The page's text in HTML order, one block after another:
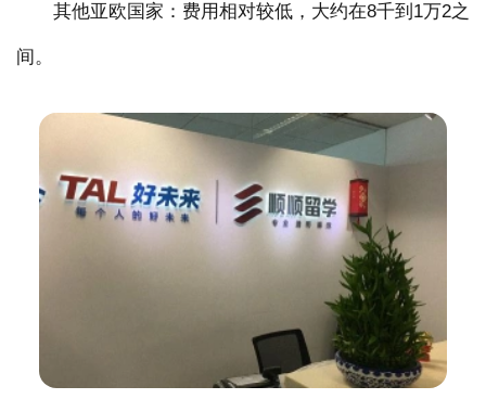
其他亚欧国家：费用相对较低，大约在8千到1万2之
间。